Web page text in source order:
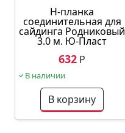
Н-планка
соединительная для
сайдинга Родниковый
3.0 м. Ю-Пласт
632 Р
В наличии
В корзину